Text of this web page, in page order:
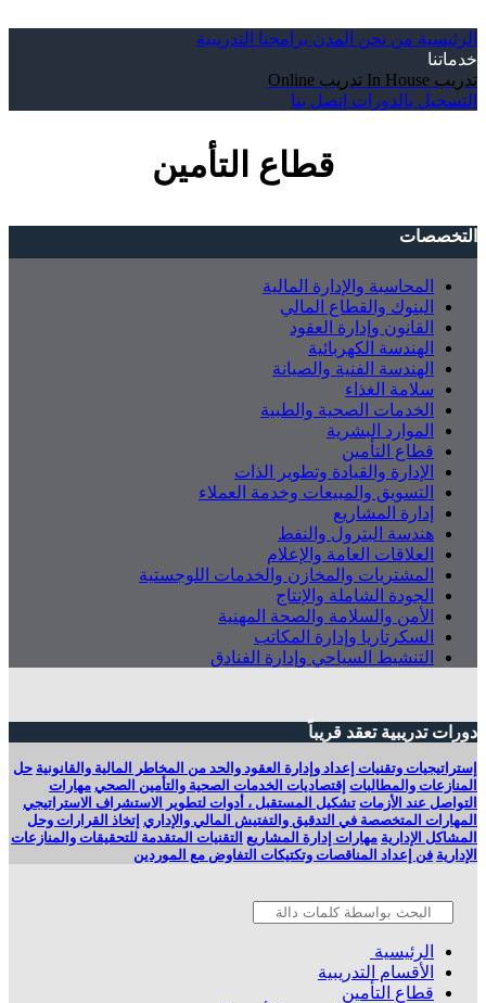
الرئيسية من نحن المدن برامجنا التدريبية
خدماتنا
تدريب In House
تدريب Online
التسجيل بالدورات إتصل بنا
قطاع التأمين
التخصصات
المحاسبة والإدارة المالية
البنوك والقطاع المالي
القانون وإدارة العقود
الهندسة الكهربائية
الهندسة الفنية والصيانة
سلامة الغذاء
الخدمات الصحية والطبية
الموارد البشرية
قطاع التأمين
الإدارة والقيادة وتطوير الذات
التسويق والمبيعات وخدمة العملاء
إدارة المشاريع
هندسة البترول والنفط
العلاقات العامة والإعلام
المشتريات والمخازن والخدمات اللوجستية
الجودة الشاملة والإنتاج
الأمن والسلامة والصحة المهنية
السكرتاريا وإدارة المكاتب
التنشيط السياحي وإدارة الفنادق
دورات تدريبية تعقد قريباً
إستراتيجيات وتقنيات إعداد وإدارة العقود والحد من المخاطر المالية والقانونية حل
المنازعات والمطالبات إقتصاديات الخدمات الصحية والتأمين الصحي مهارات
التواصل عند الأزمات تشكيل المستقبل ، أدوات لتطوير الاستشراف الاستراتيجي
المهارات المتخصصة في التدقيق والتفتيش المالي والإداري إتخاذ القرارات وحل
المشاكل الإدارية مهارات إدارة المشاريع التقنيات المتقدمة للتحقيقات والمنازعات
الإدارية فن إعداد المناقصات وتكتيكات التفاوض مع الموردين
الرئيسية
الأقسام التدريبية
قطاع التأمين